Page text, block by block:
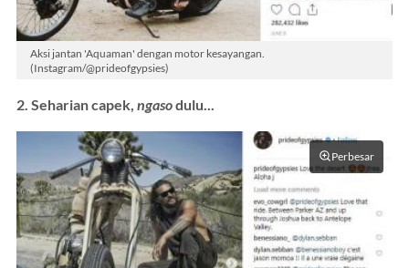
Aksi jantan 'Aquaman' dengan motor kesayangan.
(Instagram/@prideofgypsies)
2. Seharian capek, ngasodulu...
Perbesar